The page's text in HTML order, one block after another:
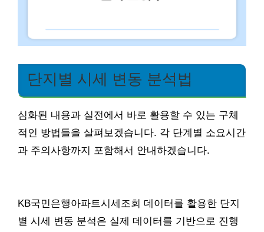
단지별 시세 변동 분석법
심화된 내용과 실전에서 바로 활용할 수 있는 구체
적인 방법들을 살펴보겠습니다. 각 단계별 소요시간
과 주의사항까지 포함해서 안내하겠습니다.
KB국민은행아파트시세조회 데이터를 활용한 단지
별 시세 변동 분석은 실제 데이터를 기반으로 진행